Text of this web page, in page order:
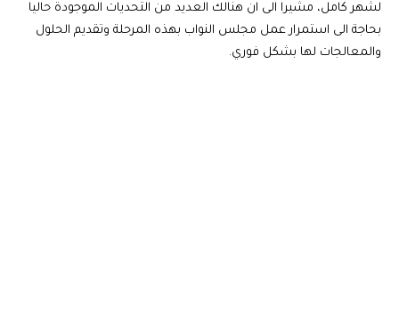
لشهر كامل، مشيرا الى ان هنالك العديد من التحديات الموجودة حاليا
بحاجة الى استمرار عمل مجلس النواب بهذه المرحلة وتقديم الحلول
والمعالجات لها بشكل فوري.